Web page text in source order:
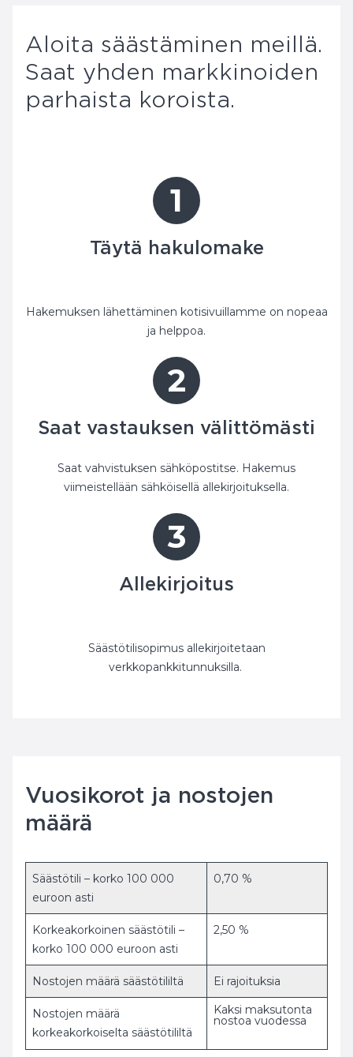
Aloita säästäminen meillä.
Saat yhden markkinoiden
parhaista koroista.
1
Täytä hakulomake
Hakemuksen lähettäminen kotisivuillamme on nopeaa
ja helppoa.
2
Saat vastauksen välittömästi
Saat vahvistuksen sähköpostitse. Hakemus
viimeistellään sähköisellä allekirjoituksella.
3
Allekirjoitus
‎Säästötilisopimus allekirjoitetaan
verkkopankkitunnuksilla.
Vuosikorot ja nostojen
määrä
Säästötili – korko 100 000
euroon asti
0,70 %
Korkeakorkoinen säästötili –
korko 100 000 euroon asti
2,50 %
Nostojen määrä säästötililtä Ei rajoituksia
Nostojen määrä
korkeakorkoiselta säästötililtä
Kaksi maksutonta
nostoa vuodessa